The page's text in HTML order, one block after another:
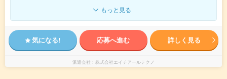
もっと見る
気になる! 応募へ進む 詳しく見る
派遣会社 株式会社エイチアールテクノ